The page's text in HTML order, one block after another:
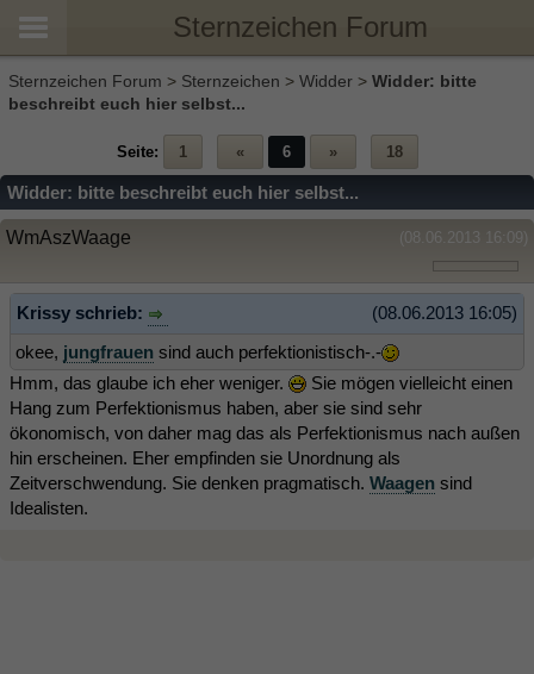
Sternzeichen Forum
Sternzeichen Forum > Sternzeichen > Widder > Widder: bitte
beschreibt euch hier selbst...
Seite: 1 « 6 » 18
Widder: bitte beschreibt euch hier selbst...
(08.06.2013 16:09)
WmAszWaage
(08.06.2013 16:05)
Krissy schrieb:
okee, jungfrauen sind auch perfektionistisch-.-
Hmm, das glaube ich eher weniger.
Sie mögen vielleicht einen
Hang zum Perfektionismus haben, aber sie sind sehr
ökonomisch, von daher mag das als Perfektionismus nach außen
hin erscheinen. Eher empfinden sie Unordnung als
Zeitverschwendung. Sie denken pragmatisch. Waagen sind
Idealisten.